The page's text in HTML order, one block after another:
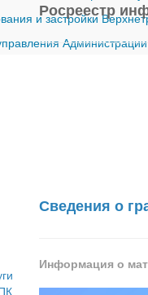
и застройки
Росреестр
Сведения о
Информация о